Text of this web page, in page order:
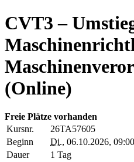
CVT3 –
(Online)
Freie Plätze vorhanden
Kursnr.
26TA57605
Beginn
Di., 06.10.2026,
Dauer
1 Tag